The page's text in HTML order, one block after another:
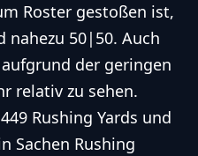
Roster gestoßen ist,
nahezu 50|50. Auch
der geringen
relativ zu sehen.
Rushing Yards und
Sachen Rushing